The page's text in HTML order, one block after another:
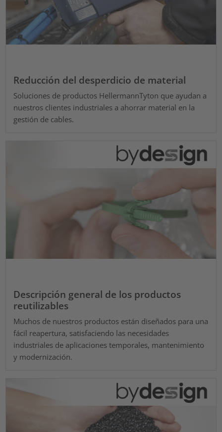
Reducción del desperdicio de material
Soluciones de productos HellermannTyton que ayudan a
nuestros clientes industriales a ahorrar material en la
gestión de cables.
Descripción general de los productos
reutilizables
Muchos de nuestros productos están diseñados para una
fácil reapertura, satisfaciendo las necesidades
industriales de aplicaciones temporales, mantenimiento
y modernización.